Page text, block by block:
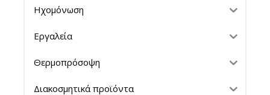
Ηχομόνωση
Εργαλεία
Θερμοπρόσοψη
Διακοσμητικά προϊόντα